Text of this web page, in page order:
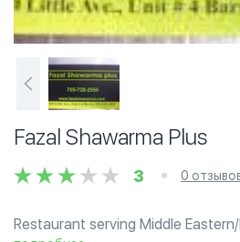
Fazal Shawarma Plus
3 0
Restaurant serving Middle